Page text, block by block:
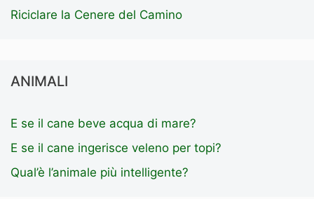
Riciclare la Cenere del Camino
ANIMALI
E se il cane beve acqua di mare?
E se il cane ingerisce veleno per topi?
Qual’è l’animale più intelligente?